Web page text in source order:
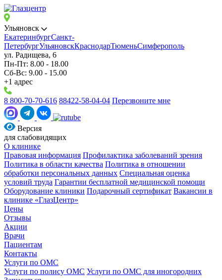
Ульяновск
ЕкатеринбургСанкт-
ПетербургУльяновскКраснодарТюменьСимферополь
ул. Радищева, 6
Пн-Пт: 8.00 - 18.00
Сб-Вс: 9.00 - 15.00
+1 адрес
8 800-70-70-616 88422-58-04-04 Перезвоните мне
Версия
для слабовидящих
О клинике
Правовая информация Профилактика заболеваний зрения
Политика в области качества Политика в отношении
обработки персональных данных Специальная оценка
условий труда Гарантии бесплатной медицинской помощи
Оборудование клиники Подарочный сертификат Вакансии в
клинике «ГлазЦентр»
Цены
Отзывы
Акции
Врачи
Пациентам
Контакты
Услуги по ОМС
Услуги по полису ОМС Услуги по ОМС для иногородних